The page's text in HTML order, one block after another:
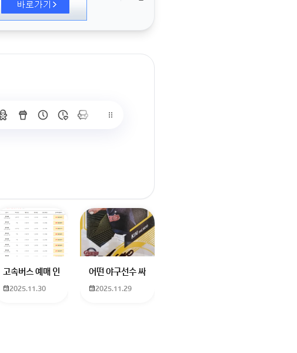
스가 많이 없고 프로형은 많아서
브랜드평판에서 스타부문에서의 임영웅 순위 알고싶어요
2027학년도 고등학교 입학생인데요 지망하는 학교가 전주 한일고인데 1. 다자녀
고속버스 예매 인천공항에서 대전으로 가는 버스를 이용하려하는데 버스 노선이 인천
2025.11.30
어떤 야구선수 싸인일까요? 제가 옛날에 롯데 자이언츠 선수
2025.11.29